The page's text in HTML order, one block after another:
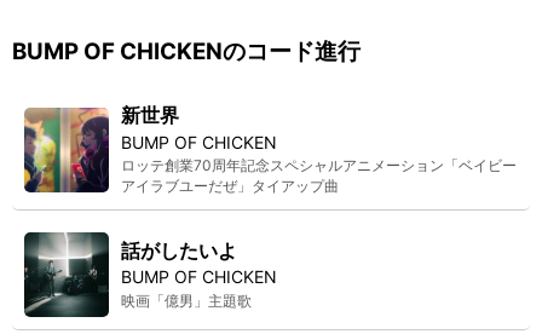
BUMP OF CHICKENのコード進行
新世界
BUMP OF CHICKEN
ロッテ創業70周年記念スペシャルアニメーション「ベイビー
アイラブユーだぜ」タイアップ曲
話がしたいよ
BUMP OF CHICKEN
映画「億男」主題歌